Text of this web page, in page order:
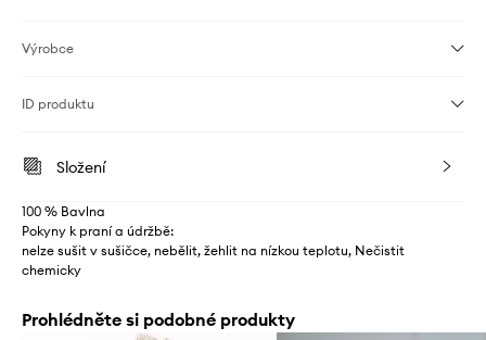
Výrobce
ID produktu
Složení
100 % Bavlna
Pokyny k praní a údržbě:
nelze sušit v sušičce, nebělit, žehlit na nízkou teplotu, Nečistit
chemicky
Prohlédněte si podobné produkty